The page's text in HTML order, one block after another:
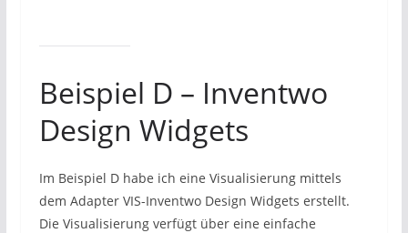
Beispiel D – Inventwo
Design Widgets
Im Beispiel D habe ich eine Visualisierung mittels
dem Adapter VIS-Inventwo Design Widgets erstellt.
Die Visualisierung verfügt über eine einfache